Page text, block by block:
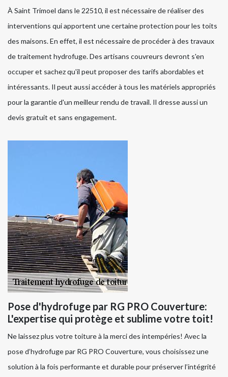
À Saint Trimoel dans le 22510, il est nécessaire de réaliser des
interventions qui apportent une certaine protection pour les toits
des maisons. En effet, il est nécessaire de procéder à des travaux
de traitement hydrofuge. Des artisans couvreurs devront s'en
occuper et sachez qu'il peut proposer des tarifs abordables et
intéressants. Il peut aussi accéder à tous les matériels appropriés
pour la garantie d'un meilleur rendu de travail. Il dresse aussi un
devis gratuit et sans engagement.
Pose d'hydrofuge par RG PRO Couverture:
L'expertise qui protège et sublime votre toit!
Ne laissez plus votre toiture à la merci des intempéries! Avec la
pose d’hydrofuge par RG PRO Couverture, vous choisissez une
solution à la fois performante et durable pour préserver l’intégrité